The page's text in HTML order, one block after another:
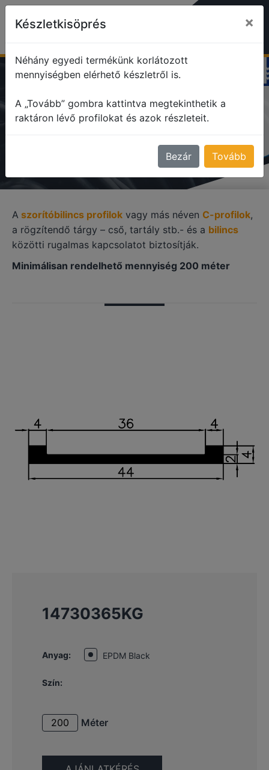
profile Szorítóbilincs profilok
A szorítóbilincs profilok vagy más néven C-profilok,
a rögzítendő tárgy – cső, tartály stb.- és a bilincs
közötti rugalmas kapcsolatot biztosítják.
Minimálisan rendelhető mennyiség 200 méter
14730365KG
Anyag: EPDM Black
Szín:
Méter
Készletkisöprés ×
Néhány egyedi termékünk korlátozott
mennyiségben elérhető készletről is.
A „Tovább” gombra kattintva megtekinthetik a
raktáron lévő profilokat és azok részleteit.
Bezár Tovább